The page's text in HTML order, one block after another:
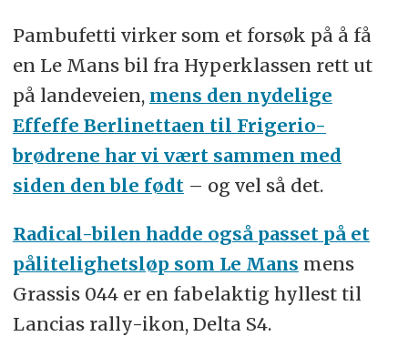
Pambufetti virker som et forsøk på å få
en Le Mans bil fra Hyperklassen rett ut
på landeveien, mens den nydelige
Effeffe Berlinettaen til Frigerio-
brødrene har vi vært sammen med
siden den ble født– og vel så det.
Radical-bilen hadde også passet på et
pålitelighetsløp som Le Mans mens
Grassis 044 er en fabelaktig hyllest til
Lancias rally-ikon, Delta S4.